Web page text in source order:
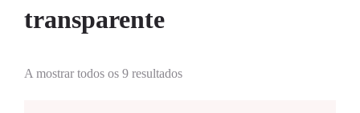
transparente
A mostrar todos os 9 resultados